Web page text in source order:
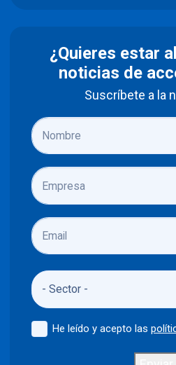
¿Quieres estar
noticias de
Suscríbete a la
He leído y acepto las